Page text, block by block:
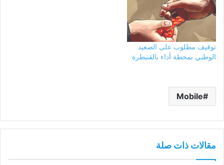
توقيف مطلوب على الصعيد
الوطني بمحطة أداء بالقنيطرة
Mobile
مقالات ذات صلة